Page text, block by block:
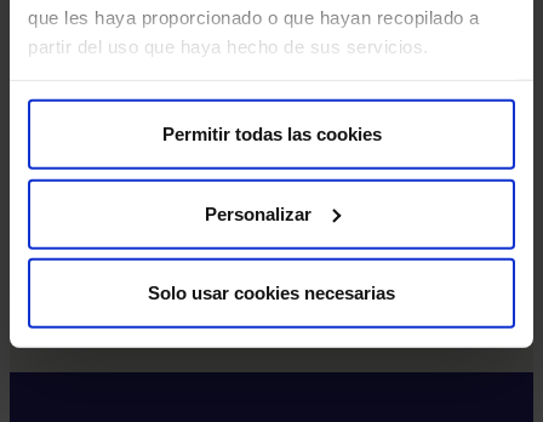
que les haya proporcionado o que hayan recopilado a
partir del uso que haya hecho de sus servicios.
Permitir todas las cookies
Personalizar
Solo usar cookies necesarias
Nombre
Correo electrónico
*
Estoy de acuerdo con la política de privacidad